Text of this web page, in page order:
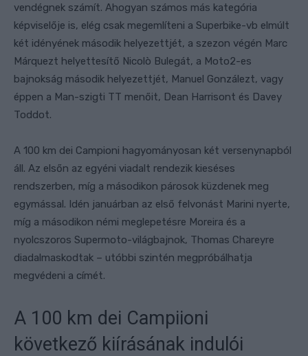
vendégnek számít. Ahogyan számos más kategória
képviselője is, elég csak megemlíteni a Superbike-vb elmúlt
két idényének második helyezettjét, a szezon végén Marc
Márquezt helyettesítő Nicolò Bulegát, a Moto2-es
bajnokság második helyezettjét, Manuel Gonzálezt, vagy
éppen a Man-szigti TT menőit, Dean Harrisont és Davey
Toddot.
A 100 km dei Campioni hagyományosan két versenynapból
áll. Az elsőn az egyéni viadalt rendezik kieséses
rendszerben, míg a másodikon párosok küzdenek meg
egymással. Idén januárban az első felvonást Marini nyerte,
míg a másodikon némi meglepetésre Moreira és a
nyolcszoros Supermoto-világbajnok, Thomas Chareyre
diadalmaskodtak – utóbbi szintén megpróbálhatja
megvédeni a címét.
A 100 km dei Campiioni
következő kiírásának indulói